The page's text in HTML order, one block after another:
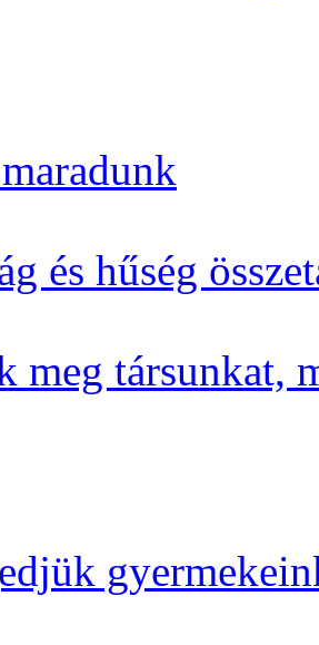
és hűség
meg társunkat,